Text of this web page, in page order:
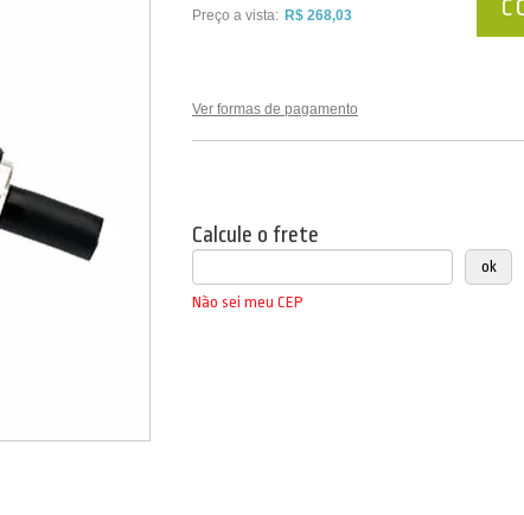
Preço a vista: R$ 268,03
Ver formas de pagamento
Calcule o frete
Não sei meu CEP